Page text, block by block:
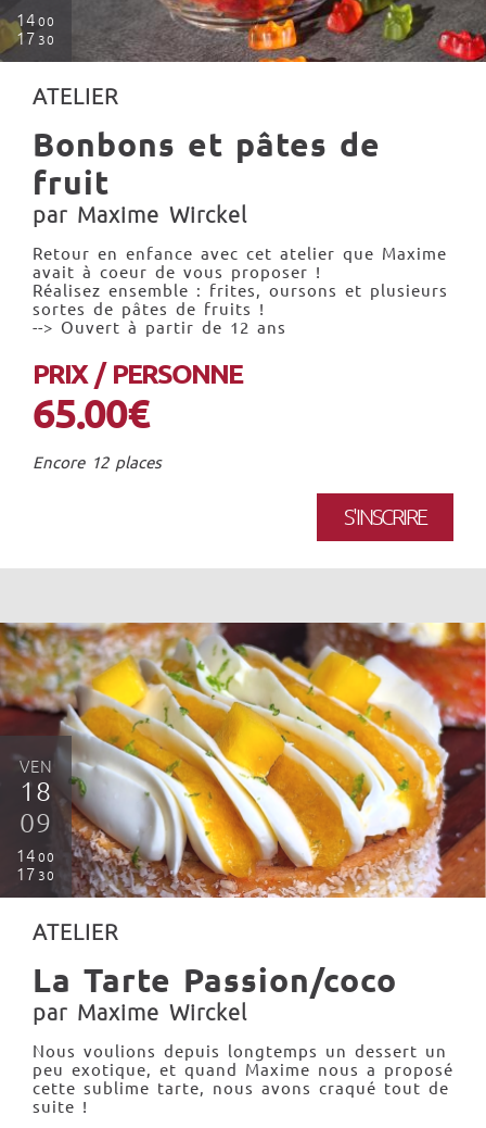
14 00
17 30
ATELIER
Bonbons et pâtes de
fruit
par Maxime Wirckel
Retour en enfance avec cet atelier que Maxime
avait à coeur de vous proposer !
Réalisez ensemble : frites, oursons et plusieurs
sortes de pâtes de fruits !
--> Ouvert à partir de 12 ans
PRIX / PERSONNE
65.00€
Encore 12 places
S'INSCRIRE
VEN
18
09
14 00
17 30
ATELIER
La Tarte Passion/coco
par Maxime Wirckel
Nous voulions depuis longtemps un dessert un
peu exotique, et quand Maxime nous a proposé
cette sublime tarte, nous avons craqué tout de
suite !